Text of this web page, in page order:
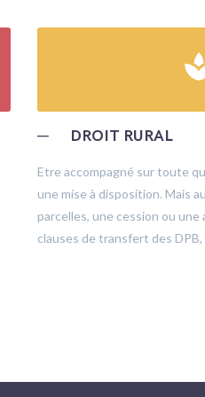
─ DROIT RURAL
Etre accompagné sur toute
une mise à disposition. Mais
parcelles, une cession ou
clauses de transfert des DPB,